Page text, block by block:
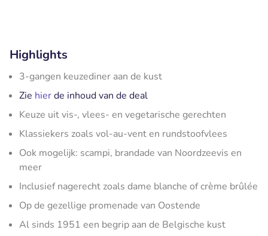
Highlights
3-gangen keuzediner aan de kust
Zie hierde inhoud van de deal
Keuze uit vis-, vlees- en vegetarische gerechten
Klassiekers zoals vol-au-vent en rundstoofvlees
Ook mogelijk: scampi, brandade van Noordzeevis en
meer
Inclusief nagerecht zoals dame blanche of crème brûlée
Op de gezellige promenade van Oostende
Al sinds 1951 een begrip aan de Belgische kust